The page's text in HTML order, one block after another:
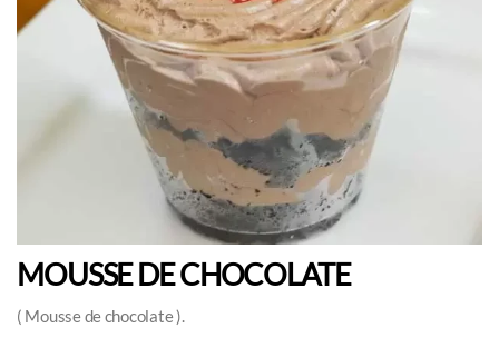
MOUSSE DE CHOCOLATE
( Mousse de chocolate ).